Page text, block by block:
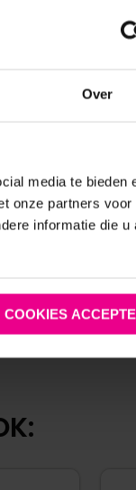
Over
media te bieden
onze partners voor
informatie die u
COOKIES
EN GESPEN –